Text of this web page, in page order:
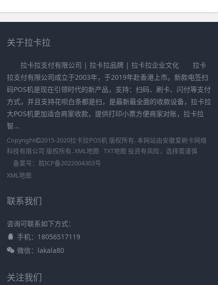
关于拉卡拉
拉卡拉支付有限公司 | 拉卡拉品牌 | 拉卡拉企业文化 拉卡
拉支付有限公司成立于2003年，于2019年赴香港上市。新款电签扫
码POS机是现在引领时代的新产品，支持：扫码、刷卡、闪付等支付
方式，并且支持花呗白条都是扫，是最新最全面的收款设备，拉卡拉
大POS机更加适合商家收款，提供打印小票方便商家对账，拉卡拉
智...
Copyright 2015-2020拉卡拉POS机 版权所有. 本网站由安徽爱刷卡网络
科技有限公司 版权所有. XML地图 TXT地图 投资有风险，选择需谨慎
备案号： 皖ICP备2022004303号
XML地图
联系我们
咨询可联系如下方式：
手机：18056517119
微信：lakala80
关注我们